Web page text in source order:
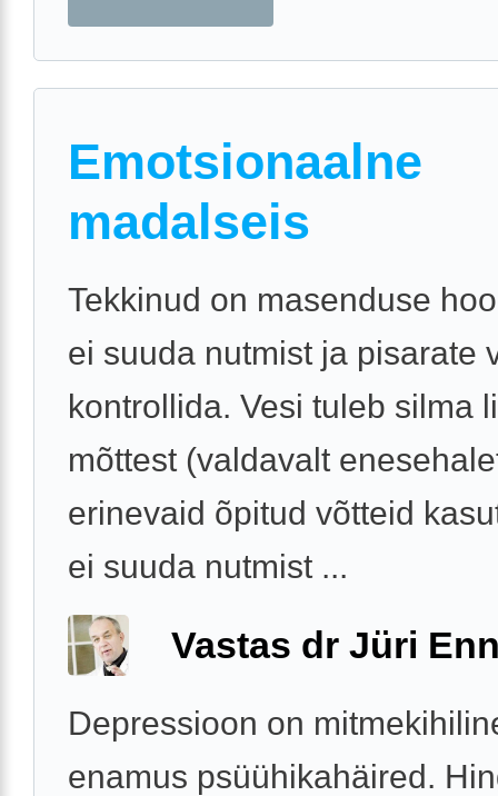
Emotsionaalne
madalseis
Tekkinud on masenduse
ei suuda nutmist ja pisarate
kontrollida. Vesi tuleb silma
mõttest (valdavalt
erinevaid õpitud võtteid
ei suuda nutmist ...
Vastas dr Jüri
Depressioon on
enamus psüühikahäired.